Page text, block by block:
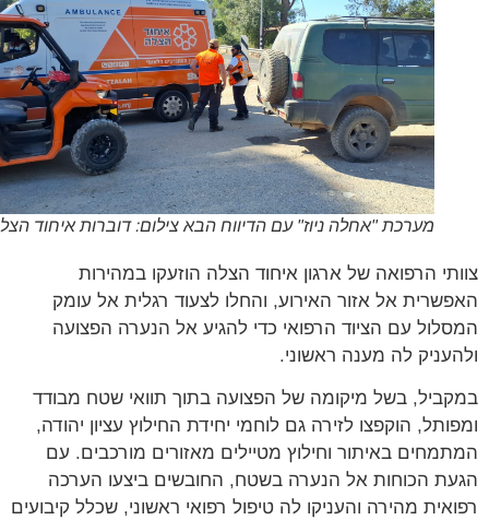
מערכת "אחלה ניוז" עם הדיווח הבא צילום: דוברות איחוד הצלה
הרפואה של ארגון איחוד הצלה הוזעקו במהירות
אל אזור האירוע, והחלו לצעוד רגלית אל עומק
עם הציוד הרפואי כדי להגיע אל הנערה הפצועה
לה מענה ראשוני.
בשל מיקומה של הפצועה בתוך תוואי שטח מבודד
הוקפצו לזירה גם לוחמי יחידת החילוץ עציון יהודה,
באיתור וחילוץ מטיילים מאזורים מורכבים. עם
הכוחות אל הנערה בשטח, החובשים ביצעו הערכה
מהירה והעניקו לה טיפול רפואי ראשוני, שכלל קיבועים